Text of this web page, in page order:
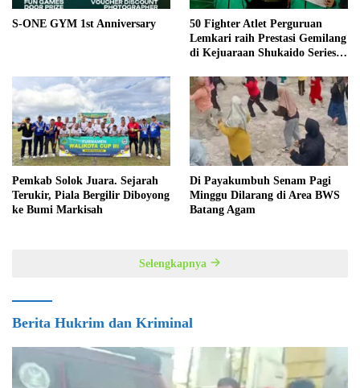
S-ONE GYM 1st Anniversary
50 Fighter Atlet Perguruan
Lemkari raih Prestasi Gemilang
di Kejuaraan Shukaido Series 1
Pemkab Solok Juara. Sejarah
Terukir, Piala Bergilir Diboyong
ke Bumi Markisah
Di Payakumbuh Senam Pagi
Minggu Dilarang di Area BWS
Batang Agam
Selengkapnya
Berita Hukrim dan Kriminal